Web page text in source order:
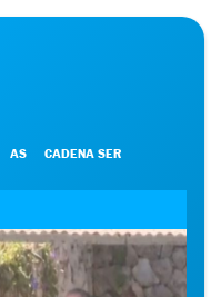
AS CADENA SER